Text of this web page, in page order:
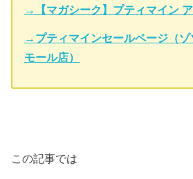
→【マガシーク】プティマイン
→プティマインセールページ（
モール店）
この記事では